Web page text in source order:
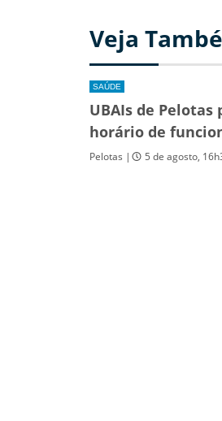
Veja
SAÚDE
UBAIs de
horário de
Pelotas | 5 de agosto,